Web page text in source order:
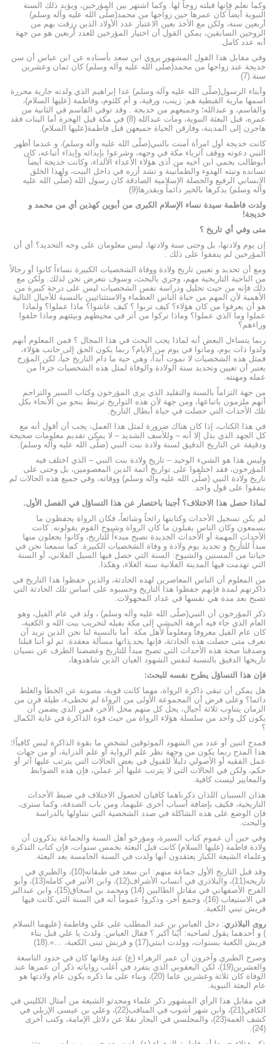
وكما نعلم فإنها قبلته زوجاً لها. وكما اشتهر بين المؤرخين، ويؤيد ذلك السنة
النبوية أيضاً كان عمرها حين زواجها من محمد(صلّى الله عليه وآله وسلم)
أربعين سنة، ولكن مع الأخذ بعين الاعتبار عدد الأولاد الذين رزقت بهم من
الزوجين السابقين، يمكن القول أن اختيار المؤرخين للعدد أربعين هو من جهة
أنه عدد کامل.
وفي مقابل هذا القول المشهور يروي ابن سعد بأسناده عن ابن عباس أن سن
خديجة عند زواجها من محمد(صلّى الله عليه وآله وسلم) كان ثمان وعشرين
سنة.(7)
وأبناء الرسول(صلّى الله عليه وآله وسلم) عدا إبراهيم الذي ولدته جارية محررة
اسمها مارية القبطية هم: زينب، ورقية، و أم كلثوم، وفاطمة (عليها السلام)،
والقاسم، و عبدالله؛ وجميعهم من خديجة . وقد توفي القاسم في الثانية من
عمره، قبل البعثة النبوية، ومات عبدالله (8) في مكة قبل الهجرة أما البنات فقد
هاجرن إلى المدينة، وفارقن الحياة جميعهن قبل فاطمة(عليها السلام).
کانت خديجة أول امرأة آمنت بالنبي(صلّى الله عليه وآله وسلم)، و عندما أظهر
النبي دعوته ووقف أثرياء مكة في وجهه، وشرعوا بإيذائه وإيذاء أتباعه، كان
أبوطالب يحمي ابن أخيه من أذى هؤلاء الأعداء الألداء، وكانت خديجة أيضاً
تسانده وتبثه الهدوء والطمأنينة و تشد أزره في داخل البيت، ولهذا الخلق
الإنساني الرفيع والخصلة الإسلامية الصادقة كان رسول الله (صلّى الله عليه
وآله وسلم) يذكرها بالخير دائماً ويقدرها(9)
ولدت فاطمة سيدة نساء الإسلام الكبرى من أبوين كهذين أي من محمد و
خديجة!
متى وفي أي تاريخ ؟
إن يوم ولادتها، بل وحتى سنة ولادتها، ليس معلومان على وجه التحديد؟ أي أن
المؤرخين لم يتفقوا على ذلك .
ومع أن تحدید و تعيين تاریخ ولادة ووفاة الشخصيات الكبيرة نساءاً كانوا أو رجالاً
من الناحية التاريخية مهم، وحري بالبحث، وسوف نتعرض نحن لذلك. ولكن مع
ذلك فإنه من حيث تحلیل ودراسة نفس الشخصيات ليس على درجة كبيرة من
الأهمية لأن المهم من حياة الناس العظماء والاستثنائيين بالنسبة للأجيال التالية
هو أن يعرفوا من كان هؤلاء؟ كيف تربوا ؟ كيف عاشوا؟ ماذا عملوا؟ ولماذا
عملوا وما الذي عملوا؟ وماذا تركوا من أثر في محيطهم وبيئتهم وماذا خلفوا
وراءهم؟
ربما يتساءل البعض أنه لماذا يجب البحث في هذا المجال ؟ فمن المعلوم أنهم
ولدوا ذات يوم، وماتوا في يوم من الأيام؟ ربما يكون الحق إلى جانب هؤلاء،
فمثل هذه الشخصيات لا تموت أبداً، وهي حية ما دام التاريخ حياً، لكن المؤرخ
يعتبر أن تعيين وتحديد سنة الولادة والوفاة لمثل هذه الشخصيات جزءاً من
عمله ومهنته.
من جهة التزاماً بالسنة والتقليد الذي يرى المؤرخون وكتاب السير والتراجم
أنهم ملزمون باتباعها، ومن جهة لأن هذه التواریخ ترتبط بنحو من الأنحاء بكل
تلك الأحداث التي حصلت في حياة أبطال التاريخ.
في هذا الكتاب، إذا كان هناك ضرورة لمثل هذا العمل، يجب أن أقول أنه مع
كل الجهد الذي بذل إلا أنه – وللأسف الشديد – لا يمكن تقديم معلومات صحيحة
ودقيقة عن التاريخ الدقيق لسنة ولادة بنت النبي (صلّى الله عليه وآله وسلم).
وليس هذا هو الشيء الوحيد – تاریخ ولادة بنت النبي – الذي اختلف فيه
المؤرخون، فقد اختلفوا على تواريخ أئمة الدين المعصومين، بل وحتى على
تاريخ ولادة النبي (صلّى الله عليه وآله وسلم) ووفاته، وفي جميع هذه الحالات لم
يتفقوا على قول واحد.
لماذا حصل هذا الاختلاف؟ أجبنا باختصار عن هذا التساؤل في الفصل الأول.
لم يكن تسجيل الأحداث وكتابتها رائجاً وشائعاً، فكان الرواة يحفظون ما
يسمعون وكان الناس يقبلون ما كان الرواة وشيوخ القوم يقولونه. كانت
الأحداث المهمة أو الأحداث الجديدة تصبح مبدءاً للتاريخ، وكانوا يجعلون منها
مبداً للتأریخ و تحديد يوم ولادة و وفاة الشخصيات الكبيرة. كما سمعنا نحن في
حياتنا من المسنين والشيوخ: السنة التي حصل فيها السيل الفلاني، أو السنة
التي تهدمت فيها المدينة الفلانية سنة الغلاء، وهكذا.
من المعلوم أن الناس المعاصرين لهذه الحادثة، والذين حفظوا هذا التاريخ في
ذاکرتهم لمدة فإنهم حفظوا هذا التاريخ وحسبوه على أساس تلك الحادثة التي
تصبح بعد مدة هي نفسها في عداد المجهولات.
ذكر المؤرخون أن النبي(صلّى الله عليه وآله وسلم) ، ولد في عام الفيل، وهو
العام الذي جاء فيه أبرهة الحبشي إلى مكة بفيله لتخريب بيت الله و الكعبة،
كان عام الفيل معروفاً ومعلوماً لأهل مكة. أما بالنسبة لنا نحن الذين نريد أن
نعرف متى حصلت هذه الحادثة، فإنها بحد ذاتها مسألة معقدة. ثم لو أننا قبلنا
وصدقنا صحة هذه الأحداث التي تصبح مبدأً للتاريخ وغضضنا الطرف عن نسيان
تاريخها الدقيق بالنسبة لنفس الشهود العيان الذين شاهدوها،
فإن هذا التساؤل يطرح نفسه للبحث:
هل يمكن أن تبقى ذاكرة الرواة، مهما كانت قوية، مصونة عن الخطأ والغلط
دائما؟ وعلى فرض أن المجموعة الأولى من الرواة لم تخطىء، طيلة قرن من
الزمان يتناوب ثلاثة أجيال، يحل كل منهم محل الآخر، فمن الذي يضمن أن
يكون كل واحد من سلسلة هؤلاء الرواة من حيث قوة الذاكرة في غاية الكمال
؟
فمدح اثنين أو عدد من الشهود الموثوقين لشخص ما بقوة الذاكرة ليس كافياً!؛
هذا المدح ربما يكون من وجهة نظر علم الرواية أو علم الدراية، أو من جهات
عمل الفقيه أو الأصولي دليلاً للقبول في بعض الحالات التي يترتب عليها أثر أو
حكم، ولكن في الحالات التي لا يترتب عليها أثر عملي، فإن هذه الضوابط
والمعاییر لیست کافية.
هذان السببان اللذان ذکرناهما کافيان لحصول الاختلاف في ضبط الأحداث
التاريخية، فكيف بإضافة أسباب أخرى عليهما، ومن باب الصدفة، وكما سنرى،
فإن الوضع على هذه الشاكلة في صدد الشخصية التي نتناولها بالدراسة
والبحث.
وفي حين أن عموم کتاب السيرة، ومؤرخو أهل السنة والجماعة يذكرون أن
ولادة فاطمة (عليها السلام) کانت قبل البعثة بخمس سنوات، فإن كتاب التذكرة
وعلماء الشيعة الكبار يعتقدون أنها ولدت في السنة الخامسة بعد البعثة.
وقد قبل التاريخ الأول جماعة منهم: ابن سعد في طبقاته(10)، والطبري في
تاريخه(11)، والبلاذري في أنساب الأشراف(12)، وابن الأثير في كامله(13)، وأبو
الفرج الأصفهاني في مقاتل الطالبين (14) ومحمد بن اسحاق(15)، وابن عبدالبر
في الاستيعاب (16)، وجمع آخر، وذكروا عموماً أنه في السنة التي كانت فيها
قريش تبني الكعبة.
روى البلاذري: دخل العباس بن عبد المطلب على علي وفاطمة (عليهما السلام
) و أحدهما يقول لصاحبه: أيّنا أكبر ؟ فقال العباس: ولدتَ يا علي قبل بناء
قريش الكعبة بسنوات، وولدت ابنتي(17) و قریش تبنى الكعبة، …».(18)
وصرح الطبري وآخرون أن عمر الزهراء (ع) عند وفاتها كان في حدود التاسعة
والعشرين(19)، لكن اليعقوبي الذي يتفرد في أغلب روایاته ذكر أن عمرها عند
الوفاة كان ثلاثة وعشرين عاما (20)، وبناء على ما ذكره يكون عام ولادتها هو
عام البعثة النبوية.
في مقابل هذا الرأي المشهور ذکر علماء ومحدثو الشيعة من أمثال الكليني في
الكافي(21)، وابن شهر آشوب في المناقب(22)، وعلي بن عيسى الإربلي في
كشف الغمة(23)، والمجلسي في البحار نقلا عن دلائل الإمامة، وكتب أخرى
(24).